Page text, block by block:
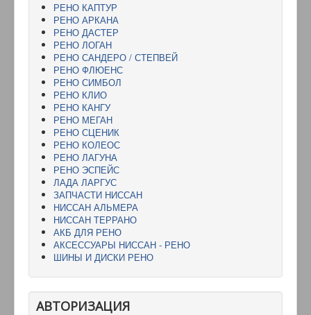
РЕНО КАПТУР
РЕНО АРКАНА
РЕНО ДАСТЕР
РЕНО ЛОГАН
РЕНО САНДЕРО / СТЕПВЕЙ
РЕНО ФЛЮЕНС
РЕНО СИМБОЛ
РЕНО КЛИО
РЕНО КАНГУ
РЕНО МЕГАН
РЕНО СЦЕНИК
РЕНО КОЛЕОС
РЕНО ЛАГУНА
РЕНО ЭСПЕЙС
ЛАДА ЛАРГУС
ЗАПЧАСТИ НИССАН
НИССАН АЛЬМЕРА
НИССАН ТЕРРАНО
АКБ ДЛЯ РЕНО
АКСЕССУАРЫ НИССАН - РЕНО
ШИНЫ И ДИСКИ РЕНО
АВТОРИЗАЦИЯ